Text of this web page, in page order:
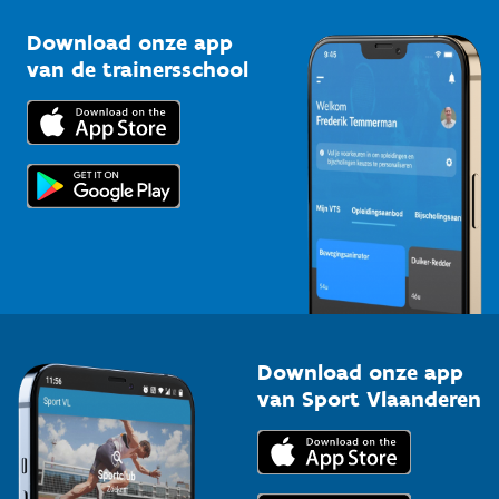
Bedrijven
Trainers en begeleiders
Topsporters
Kennisplatform
Downloads
Voor de pers
Download onze app
van de trainersschool
Download onze app
van Sport Vlaanderen